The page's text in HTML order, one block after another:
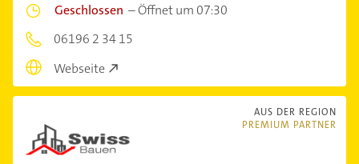
Geschlossen –Öffnet um 07:30
06196 2 34 15
Webseite
AUS DER REGION
PREMIUM PARTNER